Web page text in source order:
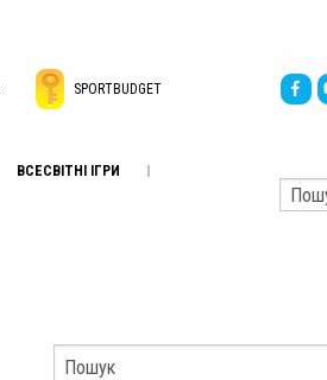
SPORTBUDGET
ВСЕСВІТНІ ІГРИ